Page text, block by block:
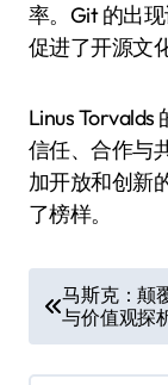
率。Git 的出
促进了开源文
Linus Torvalds
信任、合作与
加开放和创新
了榜样。
章
导
马斯克：颠
与价值观探